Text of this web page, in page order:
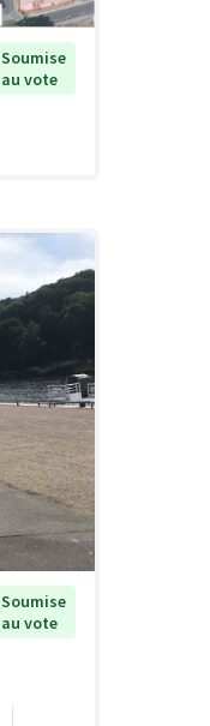
Soumise
au vote
Soumise
au vote